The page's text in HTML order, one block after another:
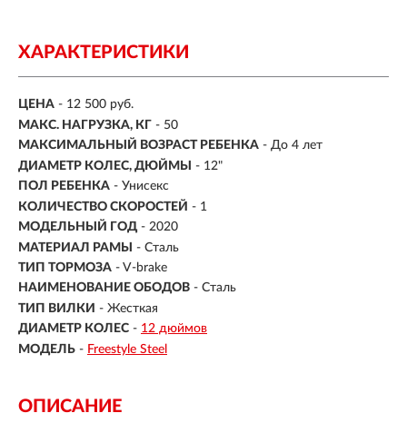
ХАРАКТЕРИСТИКИ
ЦЕНА - 12 500 руб.
МАКС. НАГРУЗКА, КГ - 50
МАКСИМАЛЬНЫЙ ВОЗРАСТ РЕБЕНКА - До 4 лет
ДИАМЕТР КОЛЕС, ДЮЙМЫ
- 12"
ПОЛ РЕБЕНКА - Унисекс
КОЛИЧЕСТВО СКОРОСТЕЙ - 1
МОДЕЛЬНЫЙ ГОД - 2020
МАТЕРИАЛ РАМЫ
- Сталь
ТИП ТОРМОЗА - V-brake
НАИМЕНОВАНИЕ ОБОДОВ - Сталь
ТИП ВИЛКИ - Жесткая
ДИАМЕТР КОЛЕС - 12 дюймов
МОДЕЛЬ - Freestyle Steel
ОПИСАНИЕ